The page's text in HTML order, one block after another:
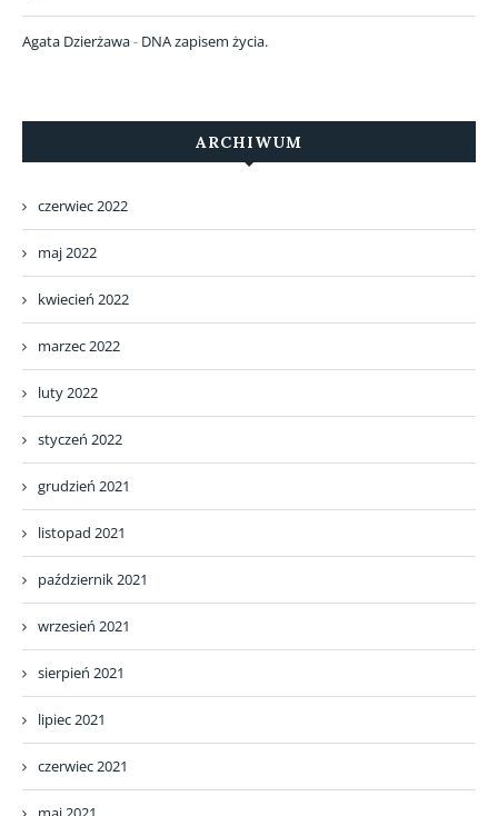
Agata Dzierżawa- DNA zapisem życia.
ARCHIWUM
czerwiec 2022
maj 2022
kwiecień 2022
marzec 2022
luty 2022
styczeń 2022
grudzień 2021
listopad 2021
październik 2021
wrzesień 2021
sierpień 2021
lipiec 2021
czerwiec 2021